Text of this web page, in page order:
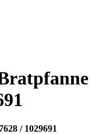
/ 1029691